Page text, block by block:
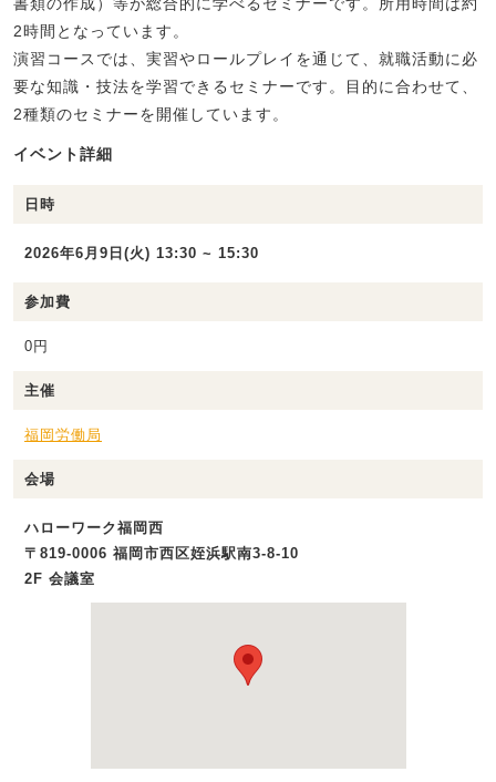
2時間となっています。
演習コースでは、実習やロールプレイを通じて、就職活動に必
要な知識・技法を学習できるセミナーです。目的に合わせて、
2種類のセミナーを開催しています。
イベント詳細
日時
2026年6月9日(火) 13:30 ~ 15:30
参加費
0円
主催
福岡労働局
会場
ハローワーク福岡西
〒819-0006 福岡市西区姪浜駅南3-8-10
2F 会議室